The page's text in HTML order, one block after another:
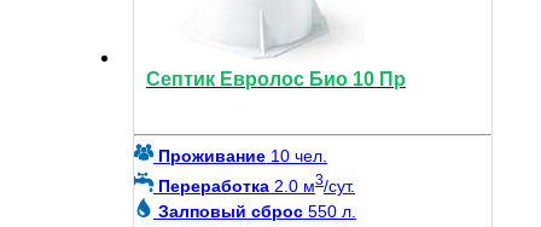
Септик Евролос Био 10 Пр
Проживание 10 чел.
Переработка 2.0 м3/сут.
Залповый сброс 550 л.